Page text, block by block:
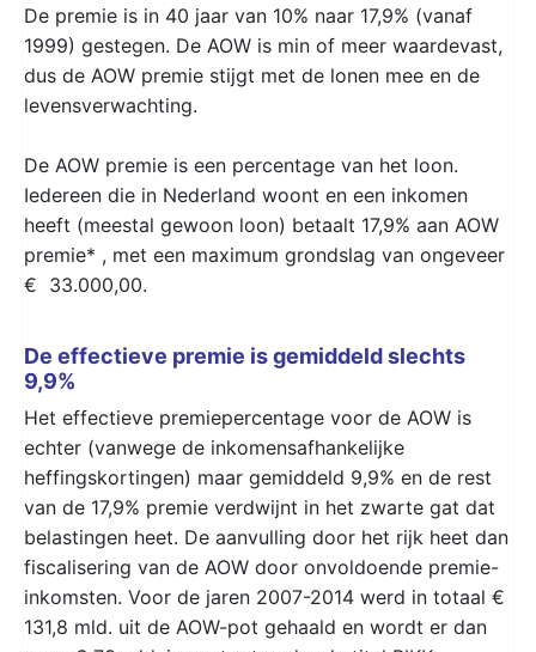
De premie is in 40 jaar van 10% naar 17,9% (vanaf
1999) gestegen. De AOW is min of meer waardevast,
dus de AOW premie stijgt met de lonen mee en de
levensverwachting.
De AOW premie is een percentage van het loon.
Iedereen die in Nederland woont en een inkomen
heeft (meestal gewoon loon) betaalt 17,9% aan AOW
premie* , met een maximum grondslag van ongeveer
€ 33.000,00.
De effectieve premie is gemiddeld slechts
9,9%
Het effectieve premiepercentage voor de AOW is
echter (vanwege de inkomensafhankelijke
heffingskortingen) maar gemiddeld 9,9% en de rest
van de 17,9% premie verdwijnt in het zwarte gat dat
belastingen heet. De aanvulling door het rijk heet dan
fiscalisering van de AOW door onvoldoende premie-
inkomsten. Voor de jaren 2007-2014 werd in totaal €
131,8 mld. uit de AOW-pot gehaald en wordt er dan